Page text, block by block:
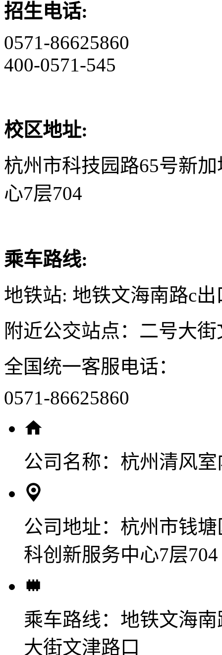
招生电话:
0571-86625860
400-0571-545
校区地址:
杭州市科技园路65号新
心7层704
乘车路线:
地铁站: 地铁文海南路c出
附近公交站点：二号大
全国统一客服电话：
0571-86625860
公司名称： 杭州清风
公司地址： 杭州市钱
科创新服务中心7层704
乘车路线： 地铁文海
大街文津路口